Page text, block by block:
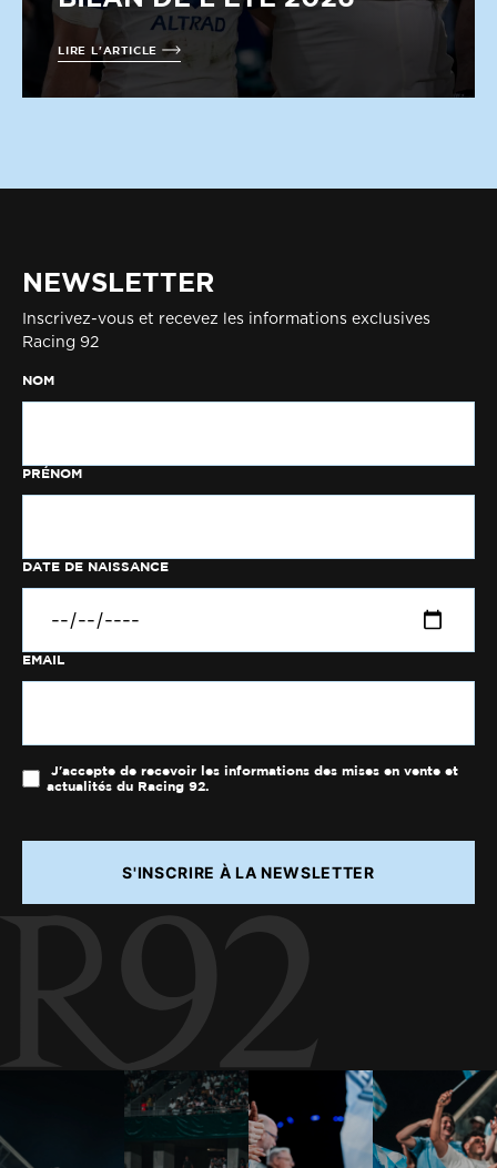
LIRE L'ARTICLE
NEWSLETTER
Inscrivez-vous et recevez les informations exclusives
Racing 92
NOM
PRÉNOM
DATE DE NAISSANCE
EMAIL
J'accepte de recevoir les informations des mises en vente et
actualités du Racing 92.
S'INSCRIRE À LA NEWSLETTER